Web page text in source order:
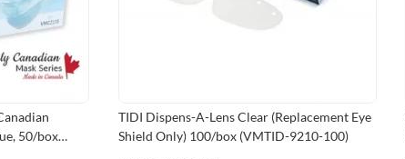
50/box
TIDI Dispens-A-Lens Clear (Replacement Eye
Shield Only) 100/box (VMTID-9210-100)